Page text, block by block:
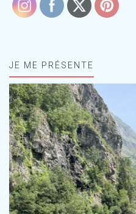
JE ME PRÉSENTE